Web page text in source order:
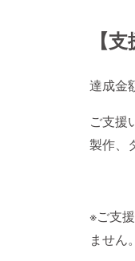
【
達成金
ご支援
製作、
※ご支
ません